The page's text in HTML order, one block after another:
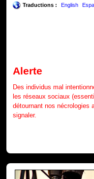
Traductions : English
Alerte
Des individus mal
les réseaux sociaux
détournant nos nécrologies
signaler.